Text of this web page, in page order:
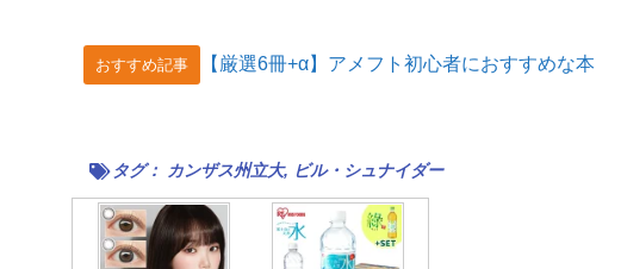
おすすめ記事 【厳選6冊+α】アメフト初心者におすすめな本
タグ： カンザス州立大, ビル・シュナイダー